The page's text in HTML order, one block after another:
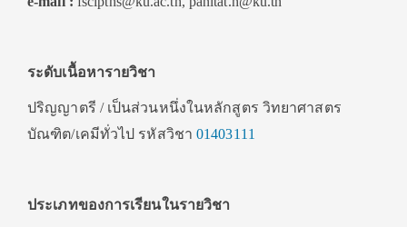
ระดับเนื้อหารายวิชา
ปริญญาตรี / เป็นส่วนหนึ่งในหลักสูตร วิทยาศาสตร
บัณฑิต/เคมีทั่วไป รหัสวิชา 01403111
ประเภทของการเรียนในรายวิชา